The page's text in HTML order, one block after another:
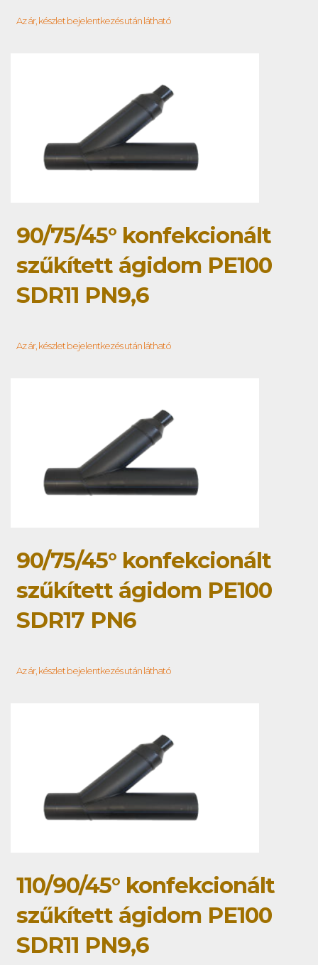
Az ár, készlet bejelentkezés után látható
90/75/45° konfekcionált
szűkített ágidom PE100
SDR11 PN9,6
Az ár, készlet bejelentkezés után látható
90/75/45° konfekcionált
szűkített ágidom PE100
SDR17 PN6
Az ár, készlet bejelentkezés után látható
110/90/45° konfekcionált
szűkített ágidom PE100
SDR11 PN9,6